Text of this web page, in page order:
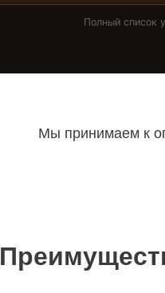
Полный список
Мы принимаем к